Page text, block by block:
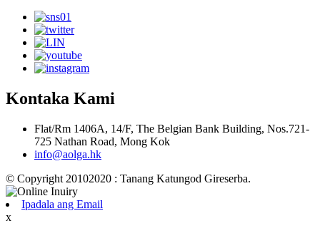
Kontaka Kami
Flat/Rm 1406A, 14/F, The Belgian Bank Building, Nos.721-
725 Nathan Road, Mong Kok
info@aolga.hk
© Copyright 20102020 : Tanang Katungod Gireserba.
Ipadala ang Email
x